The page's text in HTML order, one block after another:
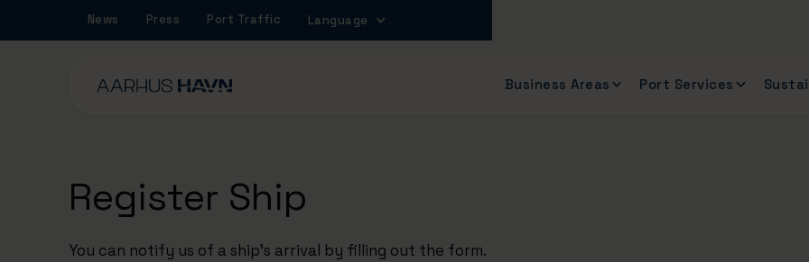
News Press Port Traffic Language
Business Areas Port Services
Register Ship
You can notify us of a ship's arrival by filling out the form.